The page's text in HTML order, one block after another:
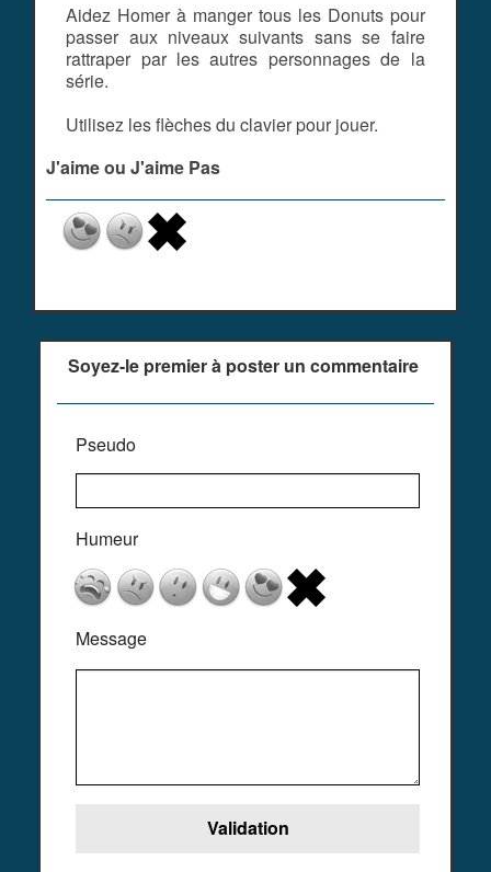
Aidez Homer à manger tous les Donuts pour
passer aux niveaux suivants sans se faire
rattraper par les autres personnages de la
série.
Utilisez les flèches du clavier pour jouer.
J'aime ou J'aime Pas
Soyez-le premier à poster un commentaire
Pseudo
Humeur
Message